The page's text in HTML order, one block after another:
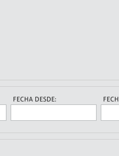
FECHA DESDE: